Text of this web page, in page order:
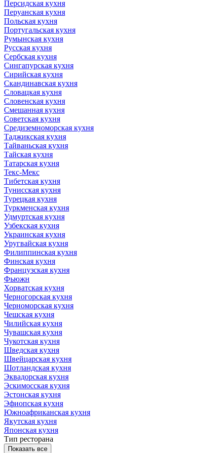
Персидская кухня
Перуанская кухня
Польская кухня
Португальская кухня
Румынская кухня
Русская кухня
Сербская кухня
Сингапурская кухня
Сирийская кухня
Скандинавская кухня
Словацкая кухня
Словенская кухня
Смешанная кухня
Советская кухня
Средиземноморская кухня
Таджикская кухня
Тайваньская кухня
Тайская кухня
Татарская кухня
Текс-Мекс
Тибетская кухня
Тунисская кухня
Турецкая кухня
Туркменская кухня
Удмуртская кухня
Узбекская кухня
Украинская кухня
Уругвайская кухня
Филиппинская кухня
Финская кухня
Французская кухня
Фьюжн
Хорватская кухня
Черногорская кухня
Черноморская кухня
Чешская кухня
Чилийская кухня
Чувашская кухня
Чукотская кухня
Шведская кухня
Швейцарская кухня
Шотландская кухня
Эквадорская кухня
Эскимосская кухня
Эстонская кухня
Эфиопская кухня
Южноафриканская кухня
Якутская кухня
Японская кухня
Тип ресторана
Показать все